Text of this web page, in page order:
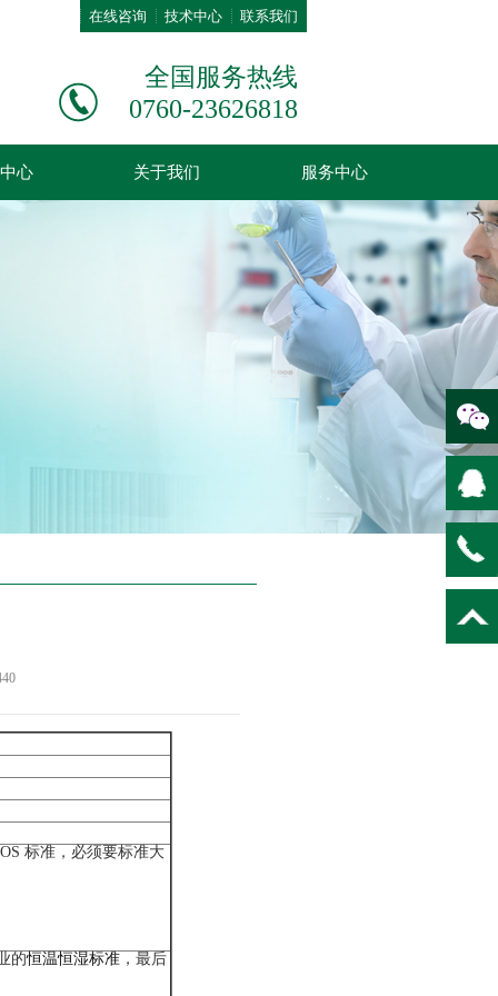
在线咨询 技术中心 联系我们
全国服务热线
0760-23626818
心 关于我们 服务中心
标准，必须要标准大
的恒温恒湿标准 ，最后